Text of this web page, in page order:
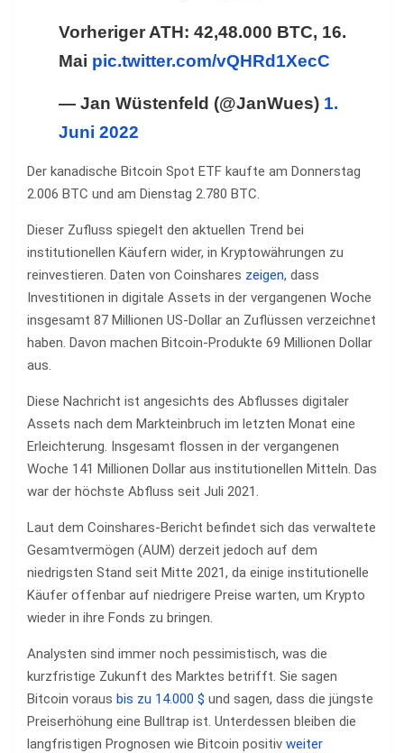
Vorheriger ATH: 42,48.000 BTC, 16.
Mai pic.twitter.com/vQHRd1XecC
— Jan Wüstenfeld (@JanWues) 1.
Juni 2022
Der kanadische Bitcoin Spot ETF kaufte am Donnerstag
2.006 BTC und am Dienstag 2.780 BTC.
Dieser Zufluss spiegelt den aktuellen Trend bei
institutionellen Käufern wider, in Kryptowährungen zu
reinvestieren. Daten von Coinshares zeigen, dass
Investitionen in digitale Assets in der vergangenen Woche
insgesamt 87 Millionen US-Dollar an Zuflüssen verzeichnet
haben. Davon machen Bitcoin-Produkte 69 Millionen Dollar
aus.
Diese Nachricht ist angesichts des Abflusses digitaler
Assets nach dem Markteinbruch im letzten Monat eine
Erleichterung. Insgesamt flossen in der vergangenen
Woche 141 Millionen Dollar aus institutionellen Mitteln. Das
war der höchste Abfluss seit Juli 2021.
Laut dem Coinshares-Bericht befindet sich das verwaltete
Gesamtvermögen (AUM) derzeit jedoch auf dem
niedrigsten Stand seit Mitte 2021, da einige institutionelle
Käufer offenbar auf niedrigere Preise warten, um Krypto
wieder in ihre Fonds zu bringen.
Analysten sind immer noch pessimistisch, was die
kurzfristige Zukunft des Marktes betrifft. Sie sagen
Bitcoin voraus bis zu 14.000 $ und sagen, dass die jüngste
Preiserhöhung eine Bulltrap ist. Unterdessen bleiben die
langfristigen Prognosen wie Bitcoin positiv weiter